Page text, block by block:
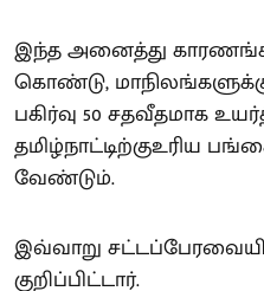
இந்த அனைத்து
கொண்டு,
பகிர்வு 50 சதவீதமாக
தமிழ்நாட்டிற்குஉரிய
வேண்டும்.
இவ்வாறு
குறிப்பிட்டார்.